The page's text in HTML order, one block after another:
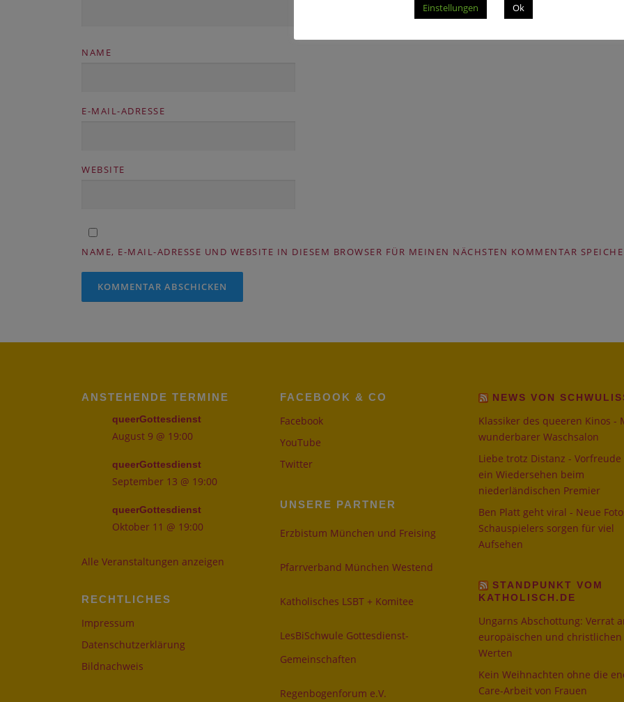
NAME
E-MAIL-ADRESSE
WEBSITE
NAME, E-MAIL-ADRESSE UND WEBSITE IN DIESEM BROWSER FÜR MEINEN NÄCHSTEN KOMMENTAR
ANSTEHENDE TERMINE
queerGottesdienst
August 9 @ 19:00
queerGottesdienst
September 13 @ 19:00
queerGottesdienst
Oktober 11 @ 19:00
Alle Veranstaltungen anzeigen
RECHTLICHES
Impressum
Datenschutzerklärung
Bildnachweis
FACEBOOK & CO
Facebook
YouTube
Twitter
UNSERE PARTNER
Erzbistum München und Freising
Pfarrverband München Westend
Katholisches LSBT + Komitee
LesBiSchwule Gottesdienst-
Gemeinschaften
Regenbogenforum e.V.
NEWS VON
Klassiker des queeren Kinos -
wunderbarer Waschsalon
Liebe trotz Distanz -
ein Wiedersehen beim
niederländischen Premier
Ben Platt geht viral - Neue
Schauspielers sorgen für viel
Aufsehen
STANDPUNKT VOM
KATHOLISCH.DE
Ungarns Abschottung: Verrat
europäischen und christlichen
Werten
Kein Weihnachten ohne die
Care-Arbeit von Frauen
Einstellungen Ok